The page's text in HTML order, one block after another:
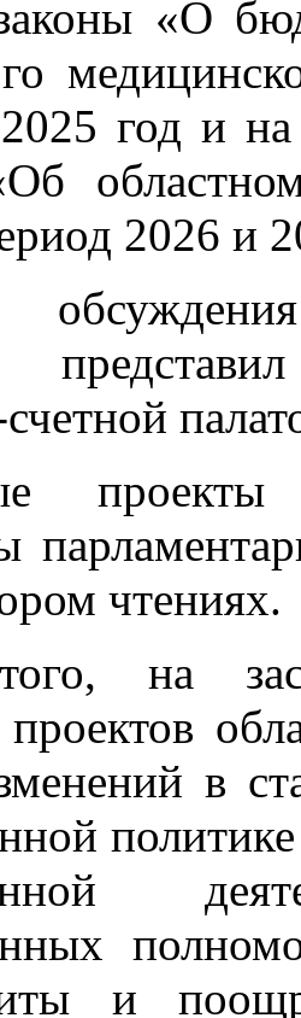
«О
год и
2026 и
чтениях.
на
в
и